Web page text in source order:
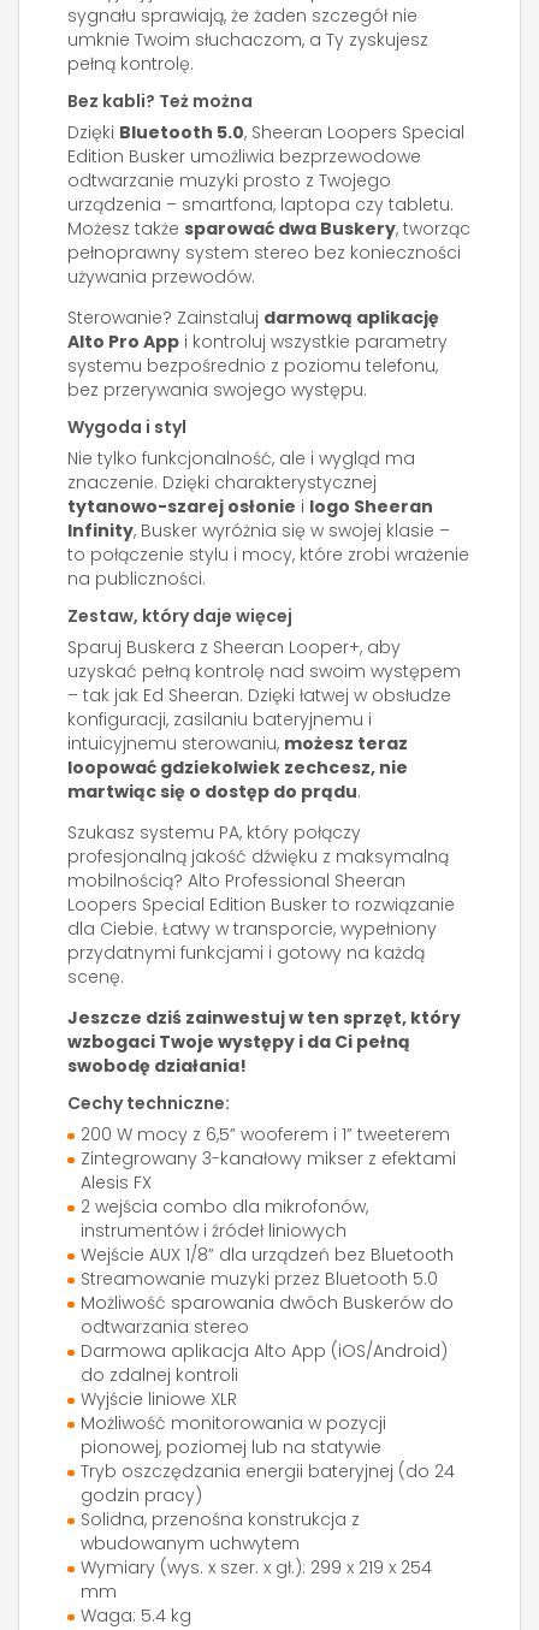
sygnału sprawiają, że żaden szczegół nie
umknie Twoim słuchaczom, a Ty zyskujesz
pełną kontrolę.
Bez kabli? Też można
Dzięki Bluetooth 5.0, Sheeran Loopers Special
Edition Busker umożliwia bezprzewodowe
odtwarzanie muzyki prosto z Twojego
urządzenia – smartfona, laptopa czy tabletu.
Możesz także sparować dwa Buskery, tworząc
pełnoprawny system stereo bez konieczności
używania przewodów.
Sterowanie? Zainstaluj darmową aplikację
Alto Pro App i kontroluj wszystkie parametry
systemu bezpośrednio z poziomu telefonu,
bez przerywania swojego występu.
Wygoda i styl
Nie tylko funkcjonalność, ale i wygląd ma
znaczenie. Dzięki charakterystycznej
tytanowo-szarej osłonie i logo Sheeran
Infinity, Busker wyróżnia się w swojej klasie –
to połączenie stylu i mocy, które zrobi wrażenie
na publiczności.
Zestaw, który daje więcej
Sparuj Buskera z Sheeran Looper+, aby
uzyskać pełną kontrolę nad swoim występem
– tak jak Ed Sheeran. Dzięki łatwej w obsłudze
konfiguracji, zasilaniu bateryjnemu i
intuicyjnemu sterowaniu, możesz teraz
loopować gdziekolwiek zechcesz, nie
martwiąc się o dostęp do prądu.
Szukasz systemu PA, który połączy
profesjonalną jakość dźwięku z maksymalną
mobilnością? Alto Professional Sheeran
Loopers Special Edition Busker to rozwiązanie
dla Ciebie. Łatwy w transporcie, wypełniony
przydatnymi funkcjami i gotowy na każdą
scenę.
Jeszcze dziś zainwestuj w ten sprzęt, który
wzbogaci Twoje występy i da Ci pełną
swobodę działania!
Cechy techniczne:
200 W mocy z 6,5” wooferem i 1” tweeterem
Zintegrowany 3-kanałowy mikser z efektami
Alesis FX
2 wejścia combo dla mikrofonów,
instrumentów i źródeł liniowych
Wejście AUX 1/8” dla urządzeń bez Bluetooth
Streamowanie muzyki przez Bluetooth 5.0
Możliwość sparowania dwóch Buskerów do
odtwarzania stereo
Darmowa aplikacja Alto App (iOS/Android)
do zdalnej kontroli
Wyjście liniowe XLR
Możliwość monitorowania w pozycji
pionowej, poziomej lub na statywie
Tryb oszczędzania energii bateryjnej (do 24
godzin pracy)
Solidna, przenośna konstrukcja z
wbudowanym uchwytem
Wymiary (wys. x szer. x gł.): 299 x 219 x 254
mm
Waga: 5.4 kg